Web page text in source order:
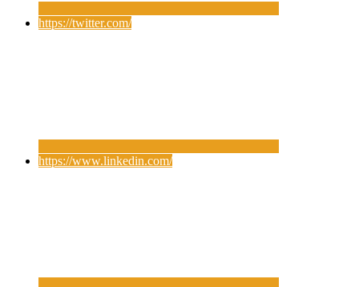
https://twitter.com/
https://www.linkedin.com/